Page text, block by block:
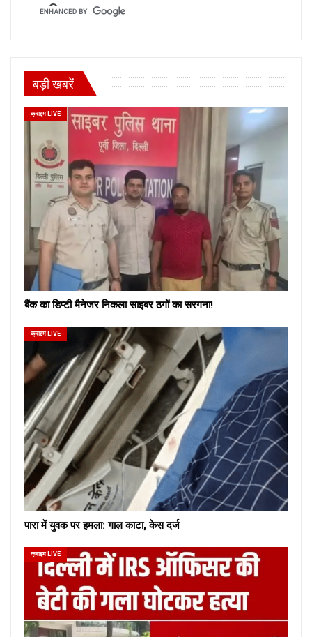
बड़ी खबरें
क्राइम LIVE
बैंक का डिप्टी मैनेजर निकला साइबर ठगों का सरगना!
क्राइम LIVE
पारा में युवक पर हमला: गाल काटा, केस दर्ज
क्राइम LIVE